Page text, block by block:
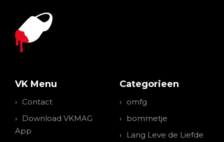
VK Menu
Contact
Download VKMAG
App
Categorieen
omfg
bommetje
Lang Leve de Liefde